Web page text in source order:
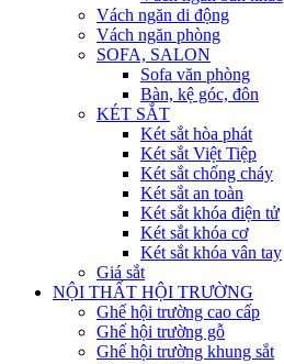
Vách ngăn di động
Vách ngăn phòng
SOFA, SALON
Sofa văn phòng
Bàn, kệ góc, đôn
KÉT SẮT
Két sắt hòa phát
Két sắt Việt Tiệp
Két sắt chống cháy
Két sắt an toàn
Két sắt khóa điện tử
Két sắt khóa cơ
Két sắt khóa vân tay
Giá sắt
NỘI THẤT HỘI TRƯỜNG
Ghế hội trường cao cấp
Ghế hội trường gỗ
Ghế hội trường khung sắt